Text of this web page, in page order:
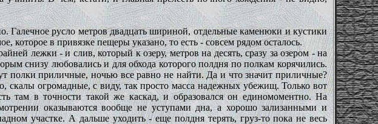
Галечное русло метров двадцать шириной, отдельные каменюки и кустики
которое в привязке пещеры указано, то есть - совсем рядом осталось.
лежки - и слив, который к озеру, метров на десять, сразу за озером - на
снизу любовались и для обхода которого полдня по полкам корячились.
полки приличные, ночью все равно не найти. Да и что значит приличные?
скалы огромадные, с виду, так просто масса надежных убежищ. Только вот
там в точности такой же каскад, и образовался он единомоментно. На
оказываются вообще не уступами дна, а хорошо зализанными и
участке. А дальше уходить - еще полдня терять, груз-то пока не весь